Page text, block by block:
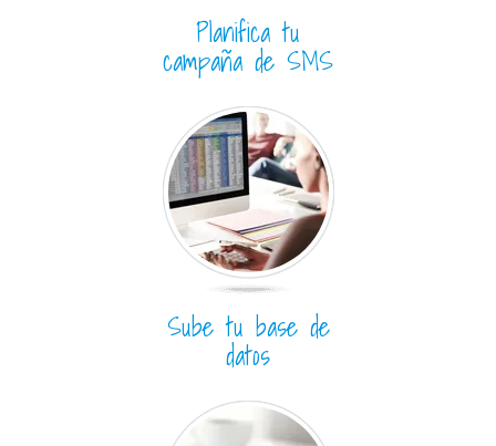
Planifica tu
campaña de SMS
Sube tu base de
datos